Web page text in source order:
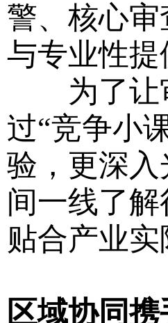
警、核心
与专业性
为了让审
过“竞争小
验，更深
间一线了
贴合产业实
区域协同